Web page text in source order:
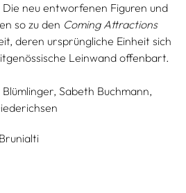
neu entworfenen Figuren und
so zu den Coming Attractions
deren ursprüngliche Einheit sich
Leinwand offenbart.
Sabeth Buchmann,